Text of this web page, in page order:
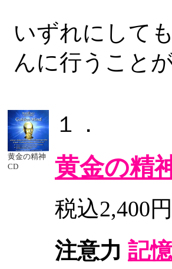
いずれにして
んに行うこと
黄金の精神
CD
１．
黄金の精
税込2,400円
注意力 記憶